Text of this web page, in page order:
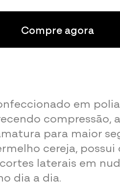
Compre agora
em
compressão,
para maior
cereja,
laterais em
dia a dia.